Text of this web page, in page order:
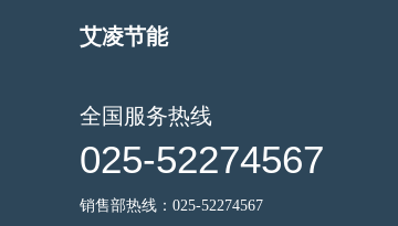
艾凌节能
全国服务热线
025-52274567
销售部热线：025-52274567